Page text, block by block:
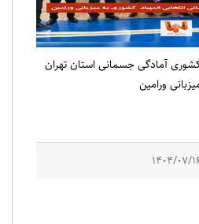
کشوری آمادگی جسمانی استان تهران
ورامین
1404/07/